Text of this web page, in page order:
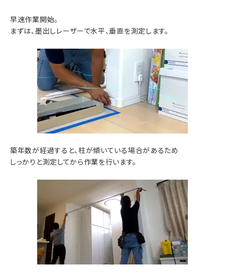
早速作業開始。
まずは、墨出しレーザーで水平、垂直を測定します。
築年数が経過すると、柱が傾いている場合があるため
しっかりと測定してから作業を行います。